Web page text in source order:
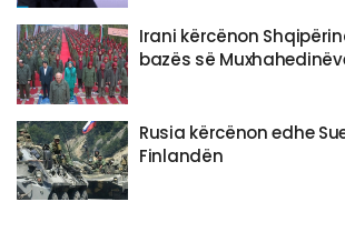
Irani kërcënon
bazës së
Rusia kërcënon edhe
Finlandën